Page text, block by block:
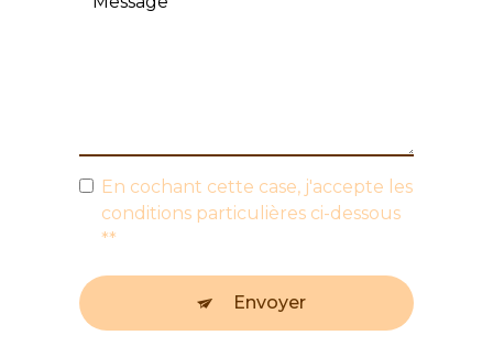
En cochant cette case, j'accepte les
conditions particulières ci-dessous
**
Envoyer